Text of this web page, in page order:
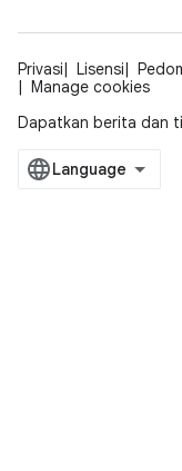
Privasi Lisensi
Manage cookies
Dapatkan berita dan